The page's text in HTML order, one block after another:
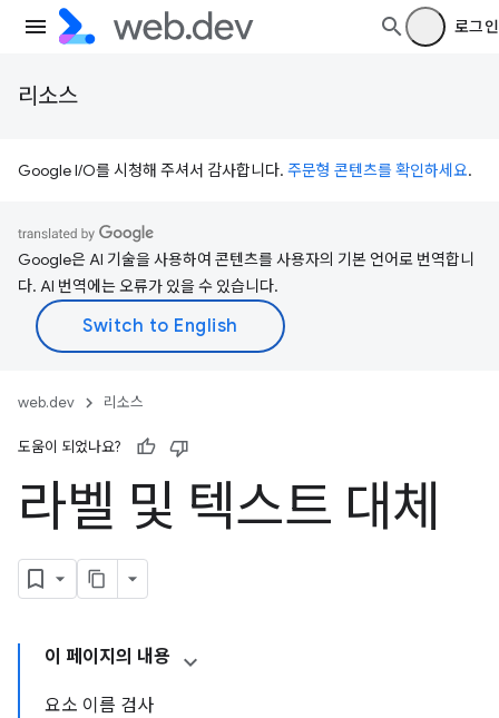
로그인
리소스
Google I/O를 시청해 주셔서 감사합니다. 주문형 콘텐츠를 확인하세요.
Google은 AI 기술을 사용하여 콘텐츠를 사용자의 기본 언어로 번역합니
다. AI 번역에는 오류가 있을 수 있습니다.
web.dev 리소스
도움이 되었나요?
라벨 및 텍스트 대체
이 페이지의 내용
요소 이름 검사